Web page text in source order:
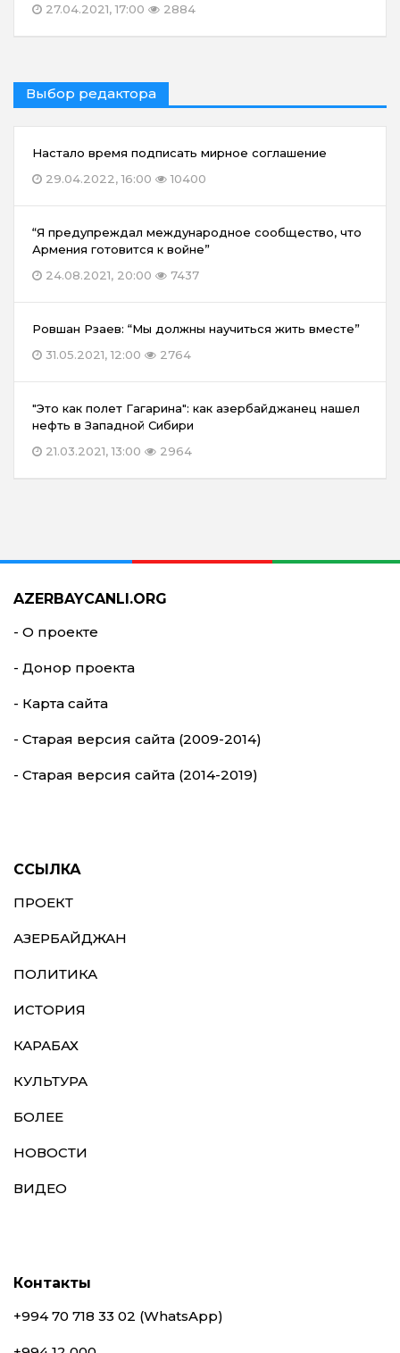
27.04.2021, 17:00
2884
Выбор редактора
Настало время подписать мирное соглашение
29.04.2022, 16:00
10400
“Я предупреждал международное сообщество, что
Армения готовится к войне”
24.08.2021, 20:00
7437
Ровшан Рзаев: “Мы должны научиться жить вместе”
31.05.2021, 12:00
2764
"Это как полет Гагарина": как азербайджанец нашел
нефть в Западной Сибири
21.03.2021, 13:00
2964
AZERBAYCANLI.ORG
- О проекте
- Донор проекта
- Карта сайта
- Старая версия сайта (2009-2014)
- Старая версия сайта (2014-2019)
ССЫЛКА
ПРОЕКТ
АЗЕРБАЙДЖАН
ПОЛИТИКА
ИСТОРИЯ
КАРАБАХ
КУЛЬТУРА
БОЛЕЕ
НОВОСТИ
ВИДЕО
Контакты
+994 70 718 33 02 (WhatsApp)